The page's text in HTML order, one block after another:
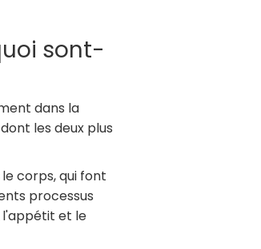
sont-
dans la
les deux plus
corps, qui font
processus
l'appétit et le